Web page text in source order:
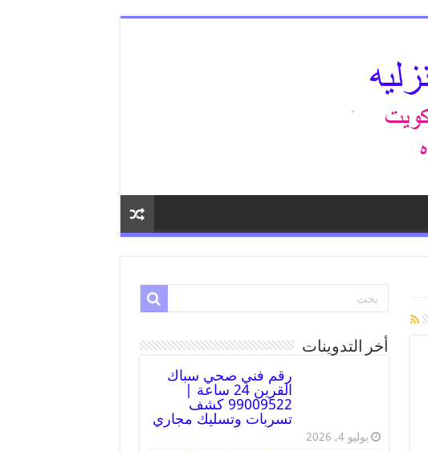
أخر التدوينات
رقم فني صحي سباك
القرين 24 ساعة |
99009522 كشف
تسربات وتسليك مجاري
يوليو 4, 2026